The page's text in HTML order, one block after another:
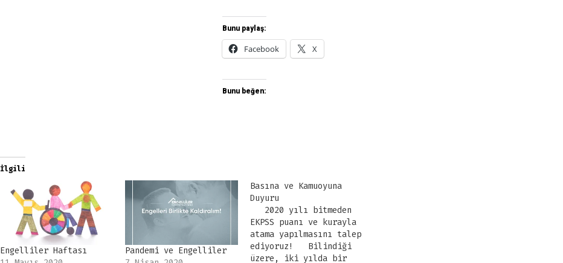
Bunu paylaş:
Facebook
X
Bunu beğen:
İlgili
Engelliler Haftası
Pandemi ve Engelliler
Basına ve Kamuoyuna
Duyuru
2020 yılı bitmeden
EKPSS puanı ve kurayla
atama yapılmasını talep
ediyoruz! Bilindiği
üzere, iki yılda bir